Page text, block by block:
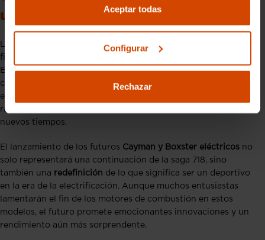
Aceptar todas
Configurar
Rechazar
una nueva etapa en Porsche?
Porsche 718 Cayman
final de una era para los deportivos compactos de Porsche.
Estos modelos han sido amados por generaciones de
conductores por su agilidad, potencia y diseño icónico. Sin
embargo, el mundo del automóvil está cambiando
rápidamente, y Porsche está decidida a adaptarse a estos
nuevos tiempos.
El lanzamiento de los futuros Cayman y Boxster eléctricos no
solo representará una continuación de la saga 718, sino
también una redefinición de lo que significa ser un deportivo
en la era de la electrificación. Aunque muchos entusiastas
lamentarán el fin de los motores de combustión en estos
modelos, el futuro promete emocionantes innovaciones y un
rendimiento aún más sorprendente.